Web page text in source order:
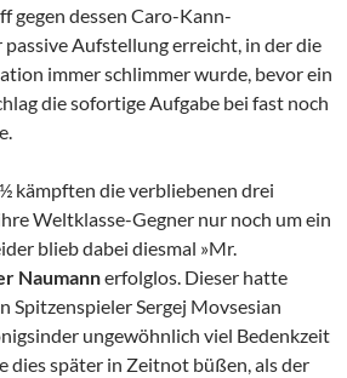
gegen dessen Caro-Kann-
Aufstellung erreicht, in der die
immer schlimmer wurde, bevor ein
die sofortige Aufgabe bei fast noch
kämpften die verbliebenen drei
Weltklasse-Gegner nur noch um ein
blieb dabei diesmal »Mr.
Naumannerfolglos. Dieser hatte
Spitzenspieler Sergej Movsesian
ungewöhnlich viel Bedenkzeit
dies später in Zeitnot büßen, als der